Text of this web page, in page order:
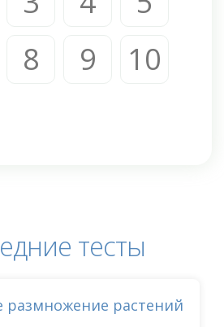
8 9
10
тесты
размножение растений